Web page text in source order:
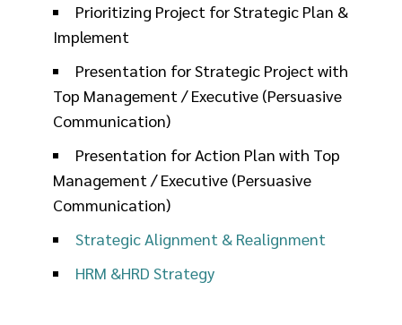
Prioritizing Project for Strategic Plan &
Implement
Presentation for Strategic Project with
Top Management / Executive (Persuasive
Communication)
Presentation for Action Plan with Top
Management / Executive (Persuasive
Communication)
Strategic Alignment & Realignment
HRM &HRD Strategy